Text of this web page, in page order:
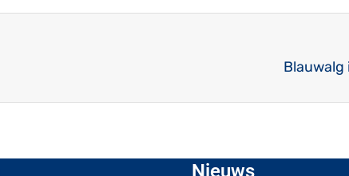
Blauwalg
Nieuws